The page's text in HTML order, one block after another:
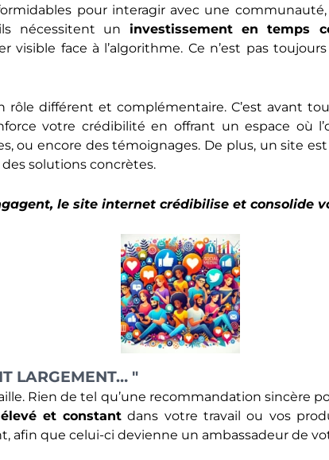
pour interagir avec une
nécessitent un investissement en temps
visible face à l’algorithme. Ce n’est pas
rôle différent et complémentaire. C’est avant
votre crédibilité en offrant un espace où
ou encore des témoignages. De plus, un site est
solutions concrètes.
le site internet crédibilise et consolide
LARGEMENT… "
Rien de tel qu’une recommandation sincère
et constant dans votre travail ou vos
afin que celui-ci devienne un ambassadeur de